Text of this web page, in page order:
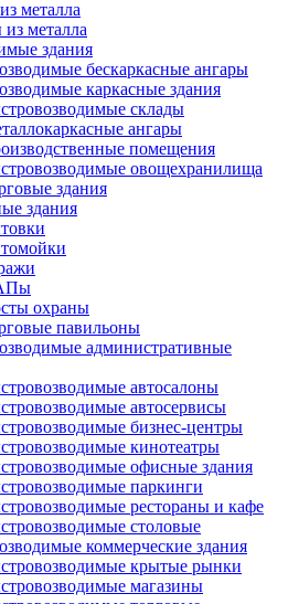
металла
металла
здания
бескаркасные ангары
каркасные здания
склады
ангары
помещения
овощехранилища
здания
здания
охраны
павильоны
административные
автосалоны
автосервисы
бизнес-центры
кинотеатры
офисные здания
паркинги
рестораны и кафе
столовые
коммерческие здания
крытые рынки
магазины